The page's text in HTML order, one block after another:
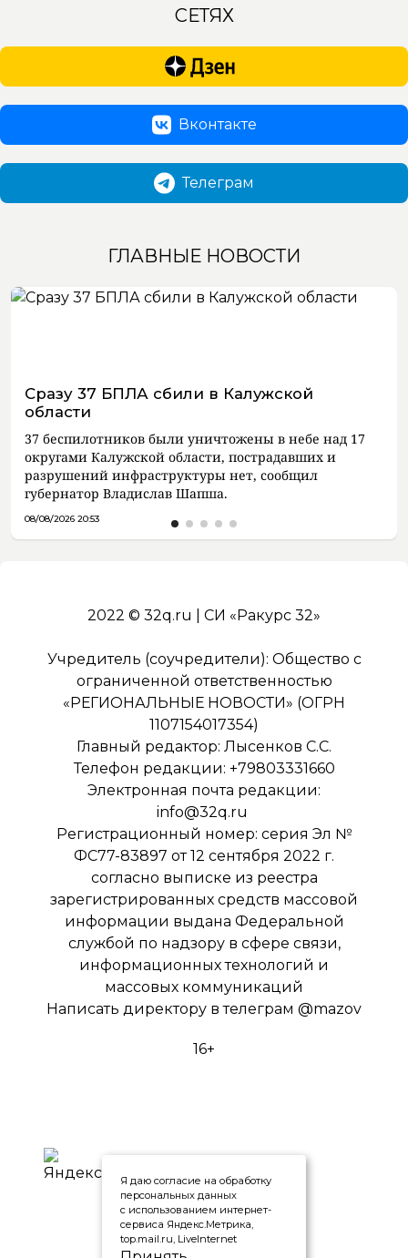
СЕТЯХ
Вконтакте
Телеграм
ГЛАВНЫЕ НОВОСТИ
Сразу 37 БПЛА сбили в Калужской
области
37 беспилотников были уничтожены в небе над 17
округами Калужской области, пострадавших и
разрушений инфраструктуры нет, сообщил
губернатор Владислав Шапша.
08/08/2026 20:53
2022 © 32q.ru | СИ «Ракурс 32»
Учредитель (соучредители): Общество с
ограниченной ответственностью
«РЕГИОНАЛЬНЫЕ НОВОСТИ» (ОГРН
1107154017354)
Главный редактор: Лысенков С.С.
Телефон редакции: +79803331660
Электронная почта редакции:
info@32q.ru
Регистрационный номер: серия Эл №
ФС77-83897 от 12 сентября 2022 г.
согласно выписке из реестра
зарегистрированных средств массовой
информации выдана Федеральной
службой по надзору в сфере связи,
информационных технологий и
массовых коммуникаций
Написать директору в телеграм @mazov
16+
Я даю согласие на обработку
персональных данных
с использованием интернет-
сервиса Яндекс.Метрика,
top.mail.ru, LiveInternet